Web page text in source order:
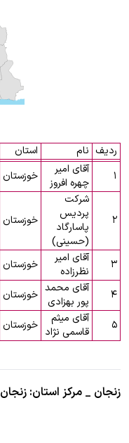
ردیف نام استان
۱
آقای امیر
چهره افروز
خوزستان
۲
شرکت
پردیس
پاسارگاد
(حسینی)
خوزستان
۳
آقای امیر
نظرزاده
خوزستان
۴
آقای محمد
پور بهزادی
خوزستان
۵
آقای میثم
قاسمی نژاد خوزستان
زنجان _ مرکز استان: زنجان